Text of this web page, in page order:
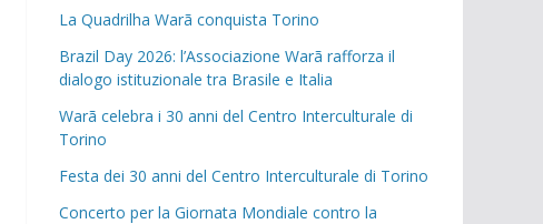
La Quadrilha Warã conquista Torino
Brazil Day 2026: l’Associazione Warã rafforza il
dialogo istituzionale tra Brasile e Italia
Warã celebra i 30 anni del Centro Interculturale di
Torino
Festa dei 30 anni del Centro Interculturale di Torino
Concerto per la Giornata Mondiale contro la